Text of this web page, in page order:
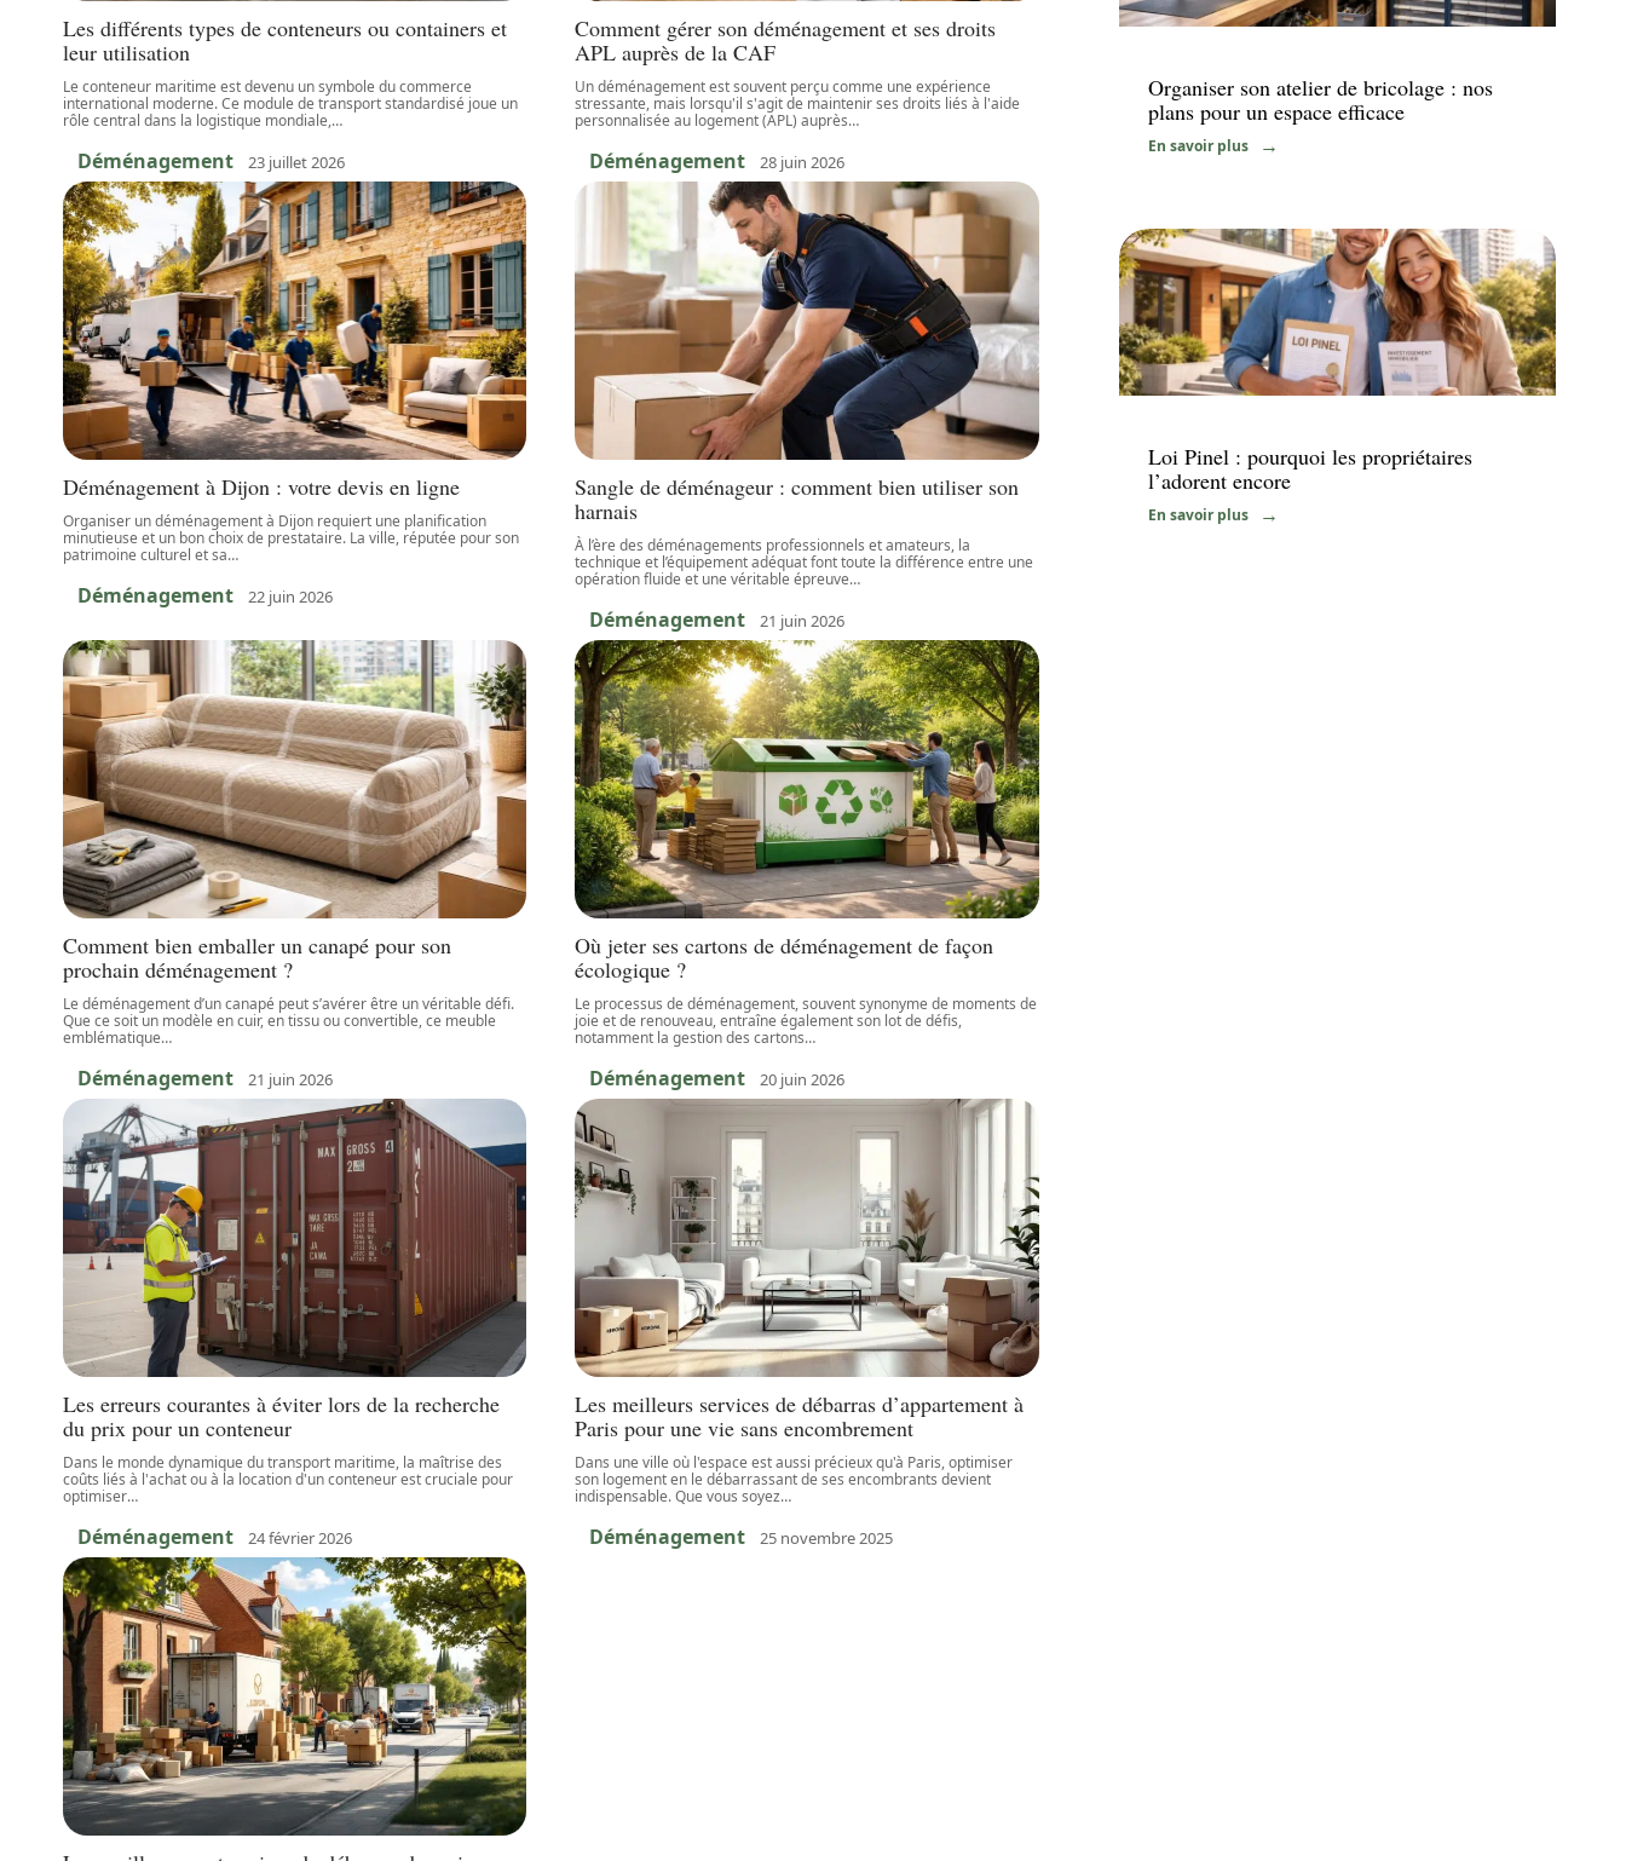
Les différents types de conteneurs ou containers et
leur utilisation
Le conteneur maritime est devenu un symbole du commerce
international moderne. Ce module de transport standardisé joue un
rôle central dans la logistique mondiale,…
Déménagement 23 juillet 2026
Comment gérer son déménagement et ses droits
APL auprès de la CAF
Un déménagement est souvent perçu comme une expérience
stressante, mais lorsqu'il s'agit de maintenir ses droits liés à l'aide
personnalisée au logement (APL) auprès…
Déménagement 28 juin 2026
Déménagement à Dijon : votre devis en ligne
Organiser un déménagement à Dijon requiert une planification
minutieuse et un bon choix de prestataire. La ville, réputée pour son
patrimoine culturel et sa…
Déménagement 22 juin 2026
Sangle de déménageur : comment bien utiliser son
harnais
À l’ère des déménagements professionnels et amateurs, la
technique et l’équipement adéquat font toute la différence entre une
opération fluide et une véritable épreuve…
Déménagement 21 juin 2026
Comment bien emballer un canapé pour son
prochain déménagement ?
Le déménagement d’un canapé peut s’avérer être un véritable défi.
Que ce soit un modèle en cuir, en tissu ou convertible, ce meuble
emblématique…
Déménagement 21 juin 2026
Où jeter ses cartons de déménagement de façon
écologique ?
Le processus de déménagement, souvent synonyme de moments de
joie et de renouveau, entraîne également son lot de défis,
notamment la gestion des cartons…
Déménagement 20 juin 2026
Les erreurs courantes à éviter lors de la recherche
du prix pour un conteneur
Dans le monde dynamique du transport maritime, la maîtrise des
coûts liés à l'achat ou à la location d'un conteneur est cruciale pour
optimiser…
Déménagement 24 février 2026
Les meilleurs services de débarras d’appartement à
Paris pour une vie sans encombrement
Dans une ville où l'espace est aussi précieux qu'à Paris, optimiser
son logement en le débarrassant de ses encombrants devient
indispensable. Que vous soyez…
Déménagement 25 novembre 2025
News
Organiser son atelier de bricolage : nos
plans pour un espace efficace
En savoir plus
Immo
Loi Pinel : pourquoi les propriétaires
l’adorent encore
En savoir plus